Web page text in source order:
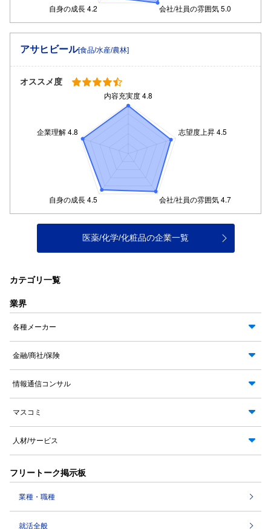
アサヒビール[食品/水産/農林]
オススメ度
医薬/化学/化粧品の企業一覧
カテゴリ一覧
業界
各種メーカー
金融/商社/保険
情報通信コンサル
マスコミ
人材/サービス
フリートーク掲示板
業種・職種
就活全般